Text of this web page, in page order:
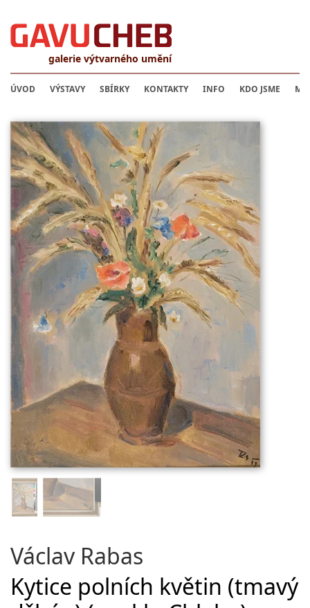
galerie výtvarného umění
ÚVOD VÝSTAVY SBÍRKY KONTAKTY INFO KDO JSME
Václav Rabas
Kytice polních květin (tmavý